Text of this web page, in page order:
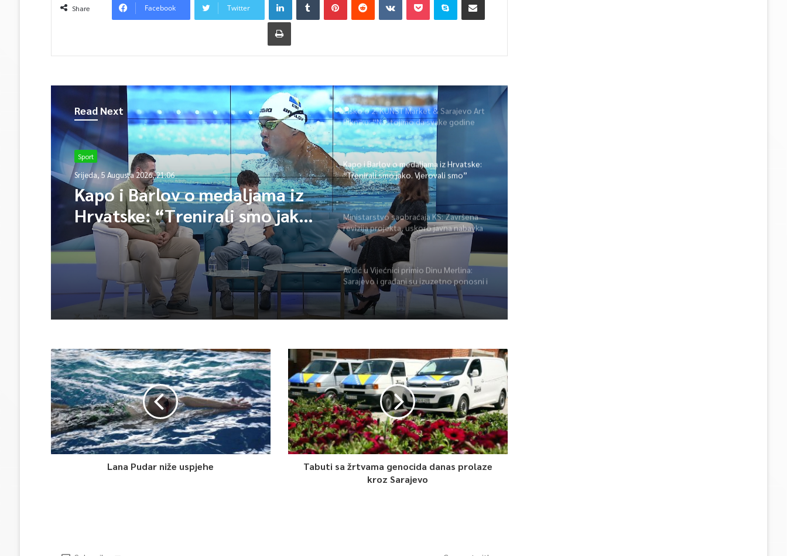
Share Facebook Twitter
Read Next
Sport
Srijeda, 5 Augusta 2026, 21:06
Kapo i Barlov o medaljama iz
Hrvatske: “Trenirali smo jako.
Vjerovali smo”
Žiško o 2. KUNST Market & Sarajevo Art
Pikniku: “Nastojimo da svake godine
ponudimo više događaja” (video)
Kapo i Barlov o medaljama iz Hrvatske:
“Trenirali smo jako. Vjerovali smo”
Ministarstvo saobraćaja KS: Završena
revizija projekta, uskoro javna nabavka
za obnovu mosta u ulici Ive Andrića
Avdić u Vijećnici primio Dinu Merlina:
Sarajevo i građani su izuzetno ponosni i
zahvalni
Lana Pudar niže uspjehe
Tabuti sa žrtvama genocida danas prolaze
kroz Sarajevo